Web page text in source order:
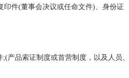
印件(董事会决议或任命文件)、身份证
产品索证制度或首营制度，以及人员、